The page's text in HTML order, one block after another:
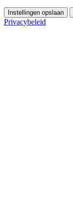
Instellingen opslaan
Privacybeleid